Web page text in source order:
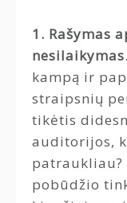
1. Rašymas
nesilaikymas
kampą ir
straipsnių
tikėtis
auditorijos,
patraukliau?
pobūdžio